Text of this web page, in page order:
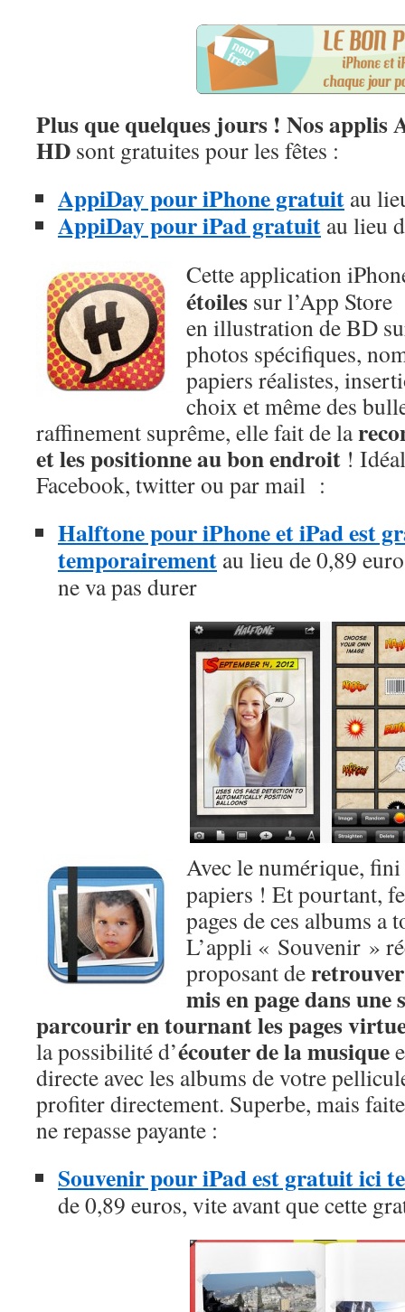
Plus que quelques jours ! Nos applis
HD sont gratuites pour les fêtes :
AppiDay pour iPhone gratuit au
AppiDay pour iPad gratuit au lieu
Cette application
étoiles sur l’App
en illustration de BD
photos spécifiques,
papiers réalistes,
choix et même des
raffinement suprême, elle fait de la
et les positionne au bon endroit !
Facebook, twitter ou par mail :
Halftone pour iPhone et iPad est
temporairement au lieu de 0,89
ne va pas durer
Avec le numérique,
papiers ! Et pourtant,
pages de ces albums a
L’appli « Souvenir »
proposant de
mis en page dans
parcourir en tournant les pages
la possibilité d’écouter de la musique
directe avec les albums de votre
profiter directement. Superbe, mais
ne repasse payante :
Souvenir pour iPad est gratuit ici
de 0,89 euros, vite avant que cette